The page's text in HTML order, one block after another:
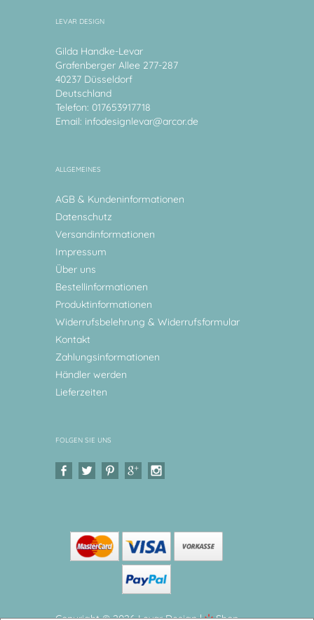
LEVAR DESIGN
Gilda Handke-Levar
Grafenberger Allee 277-287
40237 Düsseldorf
Deutschland
Telefon: 017653917718
Email: infodesignlevar@arcor.de
ALLGEMEINES
AGB & Kundeninformationen
Datenschutz
Versandinformationen
Impressum
Über uns
Bestellinformationen
Produktinformationen
Widerrufsbelehrung & Widerrufsformular
Kontakt
Zahlungsinformationen
Händler werden
Lieferzeiten
FOLGEN SIE UNS